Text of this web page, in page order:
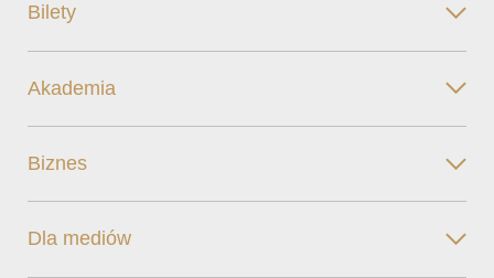
Bilety
Akademia
Biznes
Dla mediów